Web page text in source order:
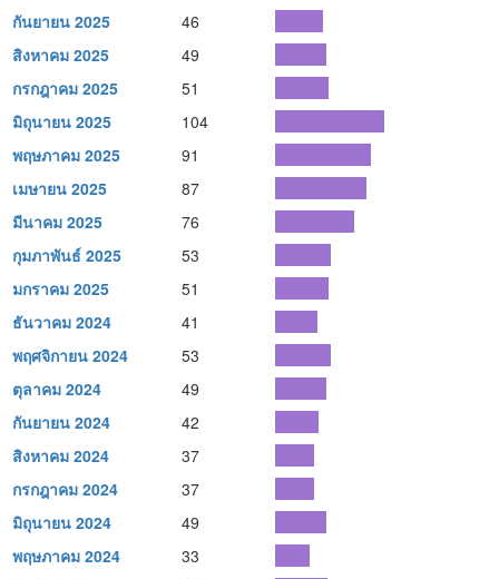
กันยายน 2025
46
สิงหาคม 2025
49
กรกฎาคม 2025
51
มิถุนายน 2025
104
พฤษภาคม 2025
91
เมษายน 2025
87
มีนาคม 2025
76
กุมภาพันธ์ 2025
53
มกราคม 2025
51
ธันวาคม 2024
41
พฤศจิกายน 2024
53
ตุลาคม 2024
49
กันยายน 2024
42
สิงหาคม 2024
37
กรกฎาคม 2024
37
มิถุนายน 2024
49
พฤษภาคม 2024
33